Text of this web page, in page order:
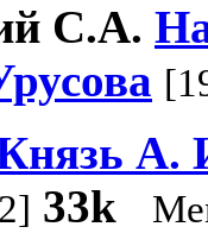
С.А.
А.
33k